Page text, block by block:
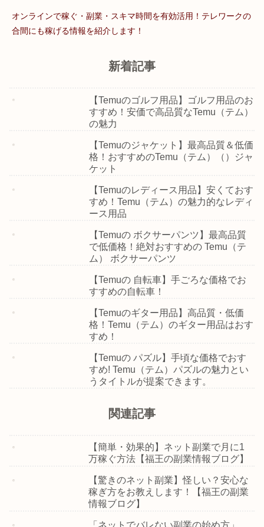
オンラインで稼ぐ・副業・スキマ時間を有効活用！テレワークの
合間にも稼げる情報を紹介します！
新着記事
【Temuのゴルフ用品】ゴルフ用品のお
すすめ！安価で高品質なTemu（テム）
の魅力
【Temuのジャケット】最高品質＆低価
格！おすすめのTemu（テム）（）ジャ
ケット
【Temuのレディース用品】安くておす
すめ！Temu（テム）の魅力的なレディ
ース用品
【Temuの ボクサーパンツ】最高品質
で低価格！絶対おすすめの Temu（テ
ム） ボクサーパンツ
【Temuの 自転車】手ごろな価格でお
すすめの自転車！
【Temuのギター用品】高品質・低価
格！Temu（テム）のギター用品はおす
すめ！
【Temuの パズル】手頃な価格でおす
すめ! Temu（テム）パズルの魅力とい
うタイトルが提案できます。
関連記事
【簡単・効果的】ネット副業で月に1
万稼ぐ方法【福王の副業情報ブログ】
【驚きのネット副業】怪しい？安心な
稼ぎ方をお教えします！【福王の副業
情報ブログ】